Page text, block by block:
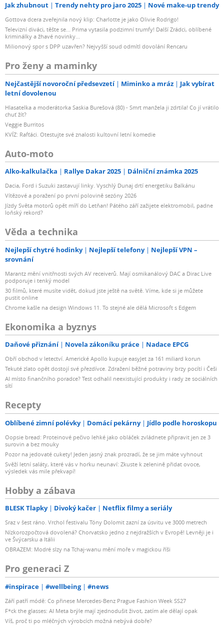
Jak zhubnout Trendy nehty pro jaro 2025 Nové make-up trendy
Gottova dcera zveřejnila nový klip: Charlotte je jako Olivie Rodrigo!
Televizní diváci, těšte se... Prima vytasila podzimní trumfy! Další Zrádci, oblíbené
kriminálky a žhavé novinky...
Milionový spor s DPP uzavřen? Nejvyšší soud odmítl dovolání Rencaru
Pro ženy a maminky
Nejčastější novoroční předsevzetí Miminko a mráz
Jak vybírat
letní dovolenou
Hlasatelka a moderátorka Saskia Burešová (80) - Smrt manžela ji zdrtila! Co jí vrátilo
chuť žít?
Veggie Burritos
KVÍZ: Rafťáci. Otestujte své znalosti kultovní letní komedie
Auto-moto
Alko-kalkulačka Rallye Dakar 2025 Dálniční známka 2025
Dacia, Ford i Suzuki zastavují linky. Vyschlý Dunaj drtí energetiku Balkánu
Vítězové a poražení po první polovině sezóny 2026
Jízdy Světa motorů opět míří do Letňan! Pátého září zažijete elektromobil, padne
loňský rekord?
Věda a technika
Nejlepší chytré hodinky Nejlepší telefony
Nejlepší VPN –
srovnání
Marantz mění vnitřnosti svých AV receiverů. Mají osmikanálový DAC a Dirac Live
podporuje i tenký model
30 filmů, které musíte vidět, dokud jste ještě na světě. Víme, kde si je můžete
pustit online
Chrome kašle na design Windows 11. To stejné ale dělá Microsoft s Edgem
Ekonomika a byznys
Daňové přiznání Novela zákoníku práce Nadace EPCG
Obří obchod v letectví. Americké Apollo kupuje easyJet za 161 miliard korun
Tekuté zlato opět dostojí své přezdívce. Zdražení běžné potraviny brzy pocítí i Češi
AI místo finančního poradce? Test odhalil neexistující produkty i rady ze sociálních
sítí
Recepty
Oblíbené zimní polévky Domácí pekárny Jídlo podle horoskopu
Oopsie bread: Proteinové pečivo lehké jako obláček zvládnete připravit jen ze 3
surovin a bez mouky
Pozor na jedovaté cukety! Jeden jasný znak prozradí, že se jim máte vyhnout
Svěží letní saláty, které vás v horku neunaví: Zkuste k zelenině přidat ovoce,
výsledek vás mile překvapí!
Hobby a zábava
BLESK Tlapky Divoký kačer Netflix filmy a seriály
Sraz v šest ráno. Vrchol festivalu Tóny Dolomit zazní za úsvitu ve 3000 metrech
Nízkorozpočtová dovolená? Chorvatsko jedno z nejdražších v Evropě! Levněji je i
ve Švýcarsku a Itálii
OBRAZEM: Modré slzy na Tchaj-wanu mění moře v magickou říši
Pro generaci Z
#inspirace #wellbeing #news
Září patří módě: Co přinese Mercedes-Benz Prague Fashion Week SS27
F*ck the glasses: AI Meta brýle mají zjednodušit život, zatím ale dělají opak
Víš, proč ti po mléčných výrobcích možná nebývá dobře?